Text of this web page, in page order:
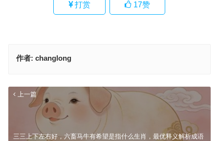
打赏 17赞
作者: changlong
上一篇
三三上下左右好，六畜马牛有希望是指什么生肖，最优释义解析成语